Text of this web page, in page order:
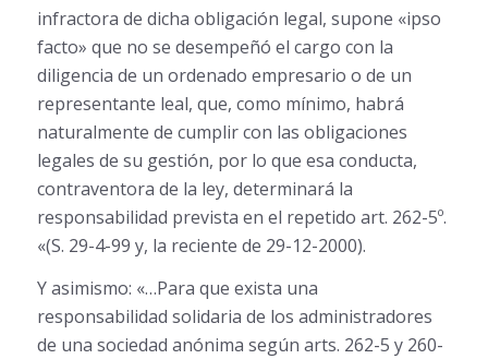
infractora de dicha obligación legal, supone «ipso
facto» que no se desempeñó el cargo con la
diligencia de un ordenado empresario o de un
representante leal, que, como mínimo, habrá
naturalmente de cumplir con las obligaciones
legales de su gestión, por lo que esa conducta,
contraventora de la ley, determinará la
responsabilidad prevista en el repetido art. 262-5º.
«(S. 29-4-99 y, la reciente de 29-12-2000).
Y asimismo: «…Para que exista una
responsabilidad solidaria de los administradores
de una sociedad anónima según arts. 262-5 y 260-